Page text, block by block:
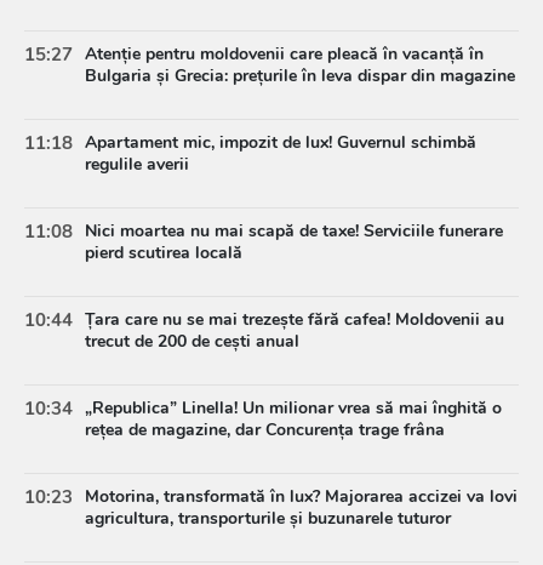
15:27 Atenție pentru moldovenii care pleacă în vacanță în
Bulgaria și Grecia: prețurile în leva dispar din magazine
11:18 Apartament mic, impozit de lux! Guvernul schimbă
regulile averii
11:08 Nici moartea nu mai scapă de taxe! Serviciile funerare
pierd scutirea locală
10:44 Țara care nu se mai trezește fără cafea! Moldovenii au
trecut de 200 de cești anual
10:34 „Republica” Linella! Un milionar vrea să mai înghită o
rețea de magazine, dar Concurența trage frâna
10:23
Motorina, transformată în lux? Majorarea accizei va lovi
agricultura, transporturile și buzunarele tuturor